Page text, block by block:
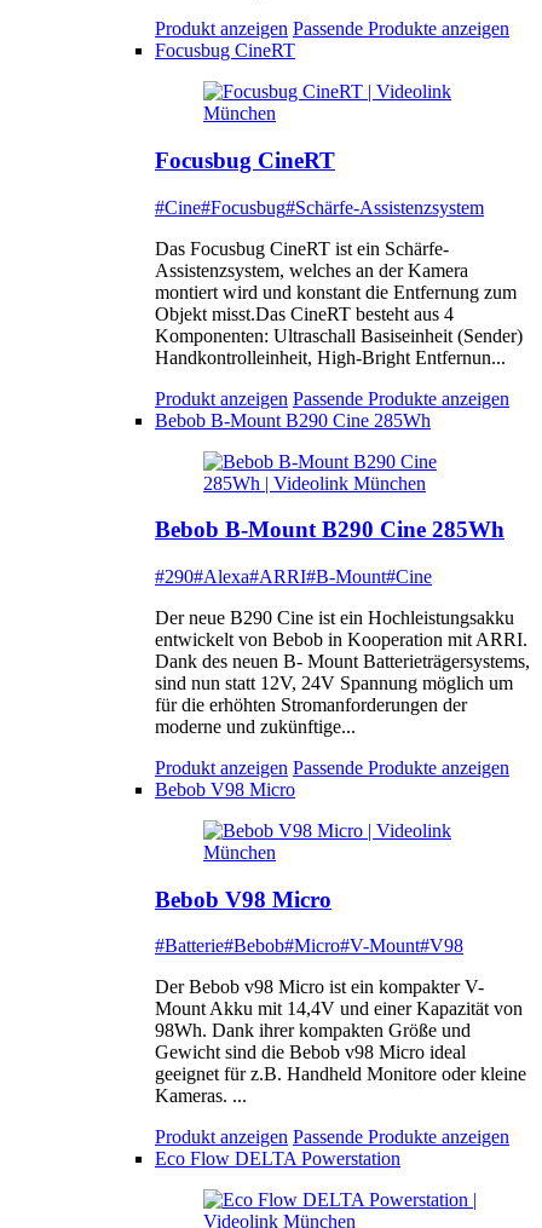
Produkt anzeigen Passende Produkte anzeigen
Focusbug CineRT
Focusbug CineRT
#Cine#Focusbug#Schärfe-Assistenzsystem
Das Focusbug CineRT ist ein Schärfe-
Assistenzsystem, welches an der Kamera
montiert wird und konstant die Entfernung zum
Objekt misst.Das CineRT besteht aus 4
Komponenten: Ultraschall Basiseinheit (Sender)
Handkontrolleinheit, High-Bright Entfernun...
Produkt anzeigen Passende Produkte anzeigen
Bebob B-Mount B290 Cine 285Wh
Bebob B-Mount B290 Cine 285Wh
#290#Alexa#ARRI#B-Mount#Cine
Der neue B290 Cine ist ein Hochleistungsakku
entwickelt von Bebob in Kooperation mit ARRI.
Dank des neuen B- Mount Batterieträgersystems,
sind nun statt 12V, 24V Spannung möglich um
für die erhöhten Stromanforderungen der
moderne und zukünftige...
Produkt anzeigen Passende Produkte anzeigen
Bebob V98 Micro
Bebob V98 Micro
#Batterie#Bebob#Micro#V-Mount#V98
Der Bebob v98 Micro ist ein kompakter V-
Mount Akku mit 14,4V und einer Kapazität von
98Wh. Dank ihrer kompakten Größe und
Gewicht sind die Bebob v98 Micro ideal
geeignet für z.B. Handheld Monitore oder kleine
Kameras. ...
Produkt anzeigen Passende Produkte anzeigen
Eco Flow DELTA Powerstation